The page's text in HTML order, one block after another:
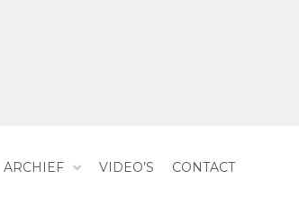
ARCHIEF VIDEO’S CONTACT